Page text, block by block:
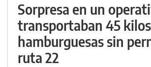
Sorpresa en un
transportaban 45
hamburguesas sin
ruta 22